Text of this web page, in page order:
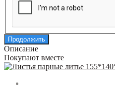
Продолжить
Описание
Покупают вместе